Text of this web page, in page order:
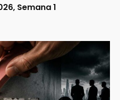
Semana 1